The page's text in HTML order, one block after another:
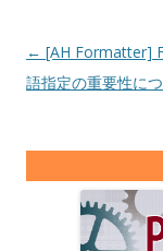
投稿ナビゲーション
← [AH Formatter]
語指定の重要性に